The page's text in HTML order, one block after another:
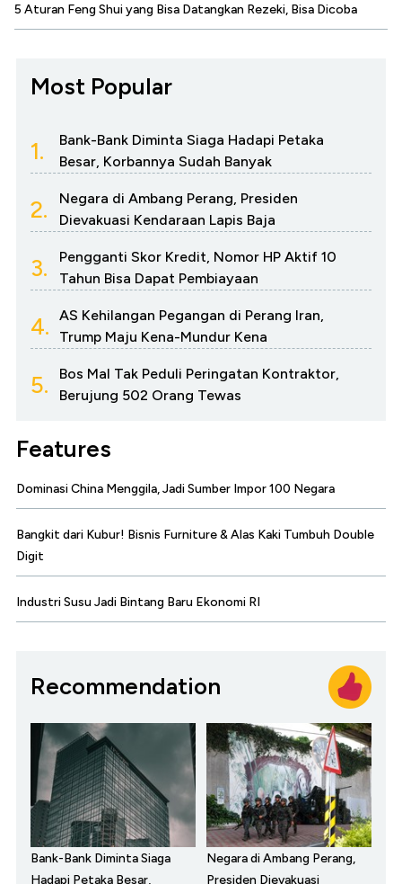
5 Aturan Feng Shui yang Bisa Datangkan Rezeki, Bisa Dicoba
Most Popular
1.
Bank-Bank Diminta Siaga Hadapi Petaka
Besar, Korbannya Sudah Banyak
2.
Negara di Ambang Perang, Presiden
Dievakuasi Kendaraan Lapis Baja
3.
Pengganti Skor Kredit, Nomor HP Aktif 10
Tahun Bisa Dapat Pembiayaan
4.
AS Kehilangan Pegangan di Perang Iran,
Trump Maju Kena-Mundur Kena
5.
Bos Mal Tak Peduli Peringatan Kontraktor,
Berujung 502 Orang Tewas
Features
Dominasi China Menggila, Jadi Sumber Impor 100 Negara
Bangkit dari Kubur! Bisnis Furniture & Alas Kaki Tumbuh Double
Digit
Industri Susu Jadi Bintang Baru Ekonomi RI
Recommendation
Bank-Bank Diminta Siaga
Hadapi Petaka Besar,
Negara di Ambang Perang,
Presiden Dievakuasi